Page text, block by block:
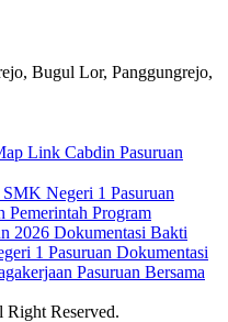
Bugul Lor, Panggungrejo,
Link Cabdin Pasuruan
Negeri 1 Pasuruan
Pemerintah Program
2026 Dokumentasi Bakti
1 Pasuruan Dokumentasi
Pasuruan Bersama
Reserved.